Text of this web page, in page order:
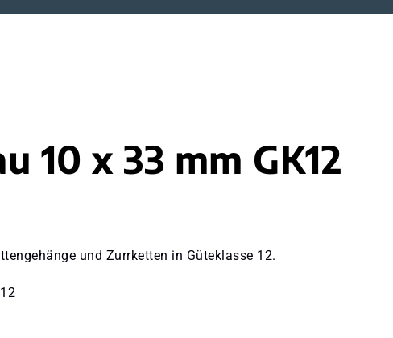
10 x 33 mm GK12
und Zurrketten in Güteklasse 12.